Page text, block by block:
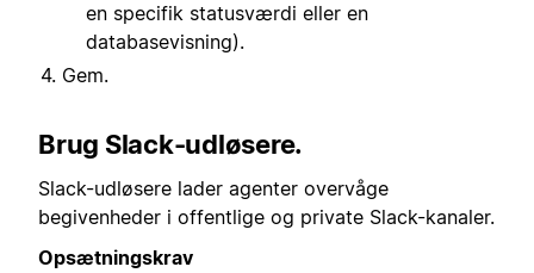
en specifik statusværdi eller en
databasevisning).
Gem.
Brug Slack-udløsere.
Slack-udløsere lader agenter overvåge
begivenheder i offentlige og private Slack-kanaler.
Opsætningskrav